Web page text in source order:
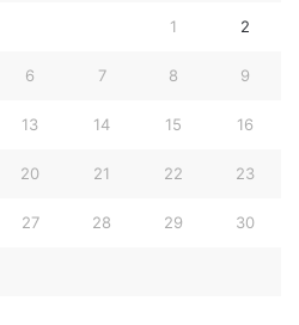
1 2
6 7 8 9
13 14 15 16
20 21 22 23
27 28 29 30